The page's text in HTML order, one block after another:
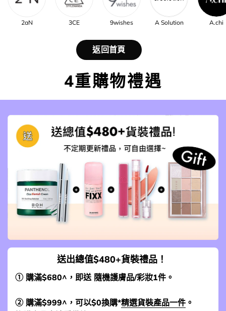
2aN 3CE 9wishes A Solution A.chi
返回首頁
4重購物禮遇
送出總值$480+貨裝禮品！
① 購滿$680^，即送 隨機護膚品/彩妝1件。
② 購滿$999^，可以$0換購*精選貨裝產品一件 。